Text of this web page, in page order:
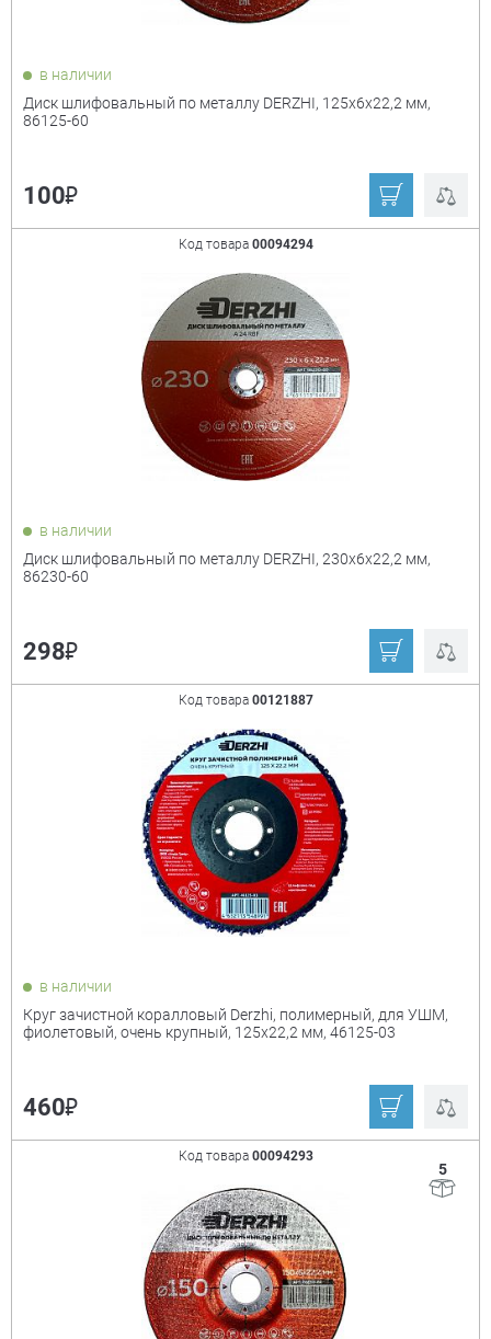
в наличии
Диск шлифовальный по металлу DERZHI, 125x6x22,2 мм,
86125-60
100₽
Код товара 00094294
в наличии
Диск шлифовальный по металлу DERZHI, 230x6x22,2 мм,
86230-60
298₽
Код товара 00121887
в наличии
Круг зачистной коралловый Derzhi, полимерный, для УШМ,
фиолетовый, очень крупный, 125x22,2 мм, 46125-03
460₽
Код товара 00094293
5